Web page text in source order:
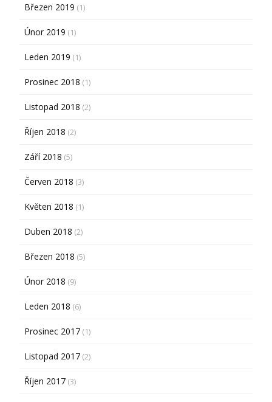
Březen 2019 (1)
Únor 2019 (1)
Leden 2019 (1)
Prosinec 2018 (1)
Listopad 2018 (2)
Říjen 2018 (2)
Září 2018 (5)
Červen 2018 (3)
Květen 2018 (1)
Duben 2018 (2)
Březen 2018 (5)
Únor 2018 (9)
Leden 2018 (6)
Prosinec 2017 (1)
Listopad 2017 (2)
Říjen 2017 (3)